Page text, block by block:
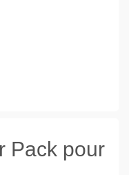
Pack pour